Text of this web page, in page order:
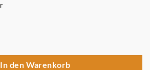
Beckum HSS Hobelmesser HC 333 G
In den Warenkorb